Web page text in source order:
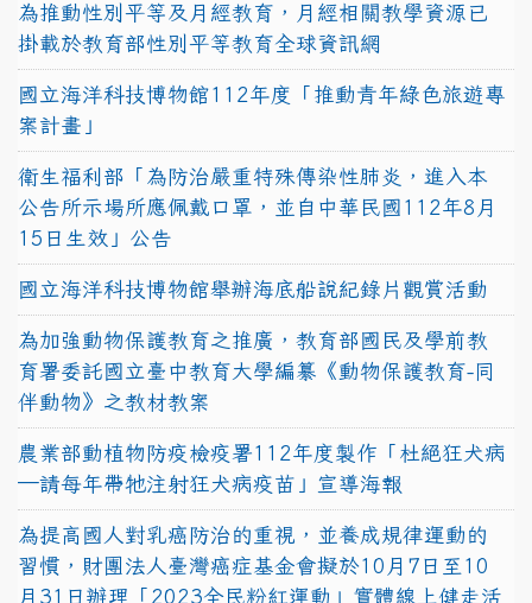
為推動性別平等及月經教育，月經相關教學資源已
掛載於教育部性別平等教育全球資訊網
國立海洋科技博物館112年度「推動青年綠色旅遊專
案計畫」
衛生福利部「為防治嚴重特殊傳染性肺炎，進入本
公告所示場所應佩戴口罩，並自中華民國112年8月
15日生效」公告
國立海洋科技博物館舉辦海底船說紀錄片觀賞活動
為加強動物保護教育之推廣，教育部國民及學前教
育署委託國立臺中教育大學編纂《動物保護教育-同
伴動物》之教材教案
農業部動植物防疫檢疫署112年度製作「杜絕狂犬病
—請每年帶牠注射狂犬病疫苗」宣導海報
為提高國人對乳癌防治的重視，並養成規律運動的
習慣，財團法人臺灣癌症基金會擬於10月7日至10
月31日辦理「2023全民粉紅運動」實體線上健走活